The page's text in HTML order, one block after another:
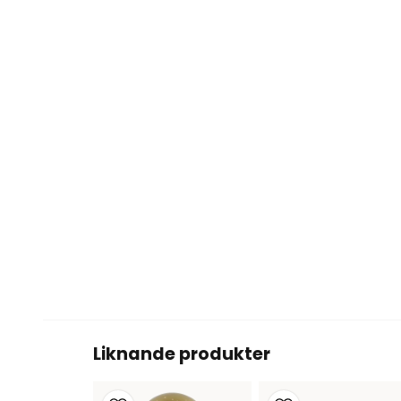
Liknande produkter